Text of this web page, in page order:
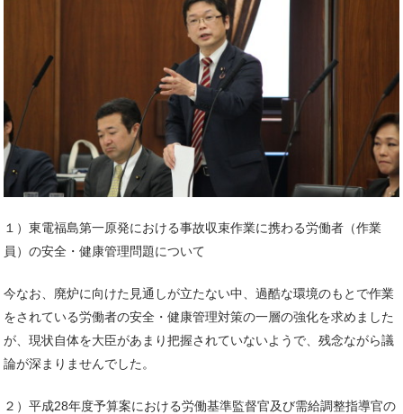
１）東電福島第一原発における事故収束作業に携わる労働者（作業
員）の安全・健康管理問題について
今なお、廃炉に向けた見通しが立たない中、過酷な環境のもとで作業
をされている労働者の安全・健康管理対策の一層の強化を求めました
が、現状自体を大臣があまり把握されていないようで、残念ながら議
論が深まりませんでした。
２）平成28年度予算案における労働基準監督官及び需給調整指導官の